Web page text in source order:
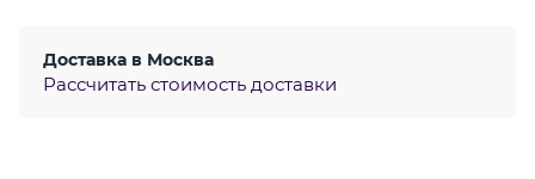
Доставка в Москва
Рассчитать стоимость доставки